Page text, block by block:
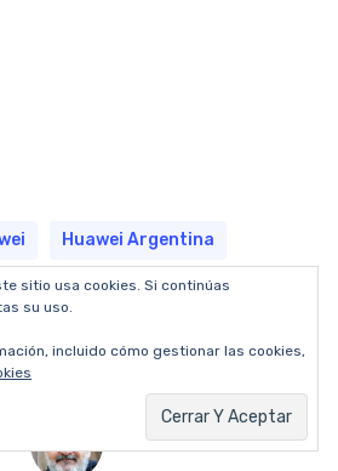
Huawei Argentina
sitio usa cookies. Si continúas
su uso.
incluido cómo gestionar las cookies,